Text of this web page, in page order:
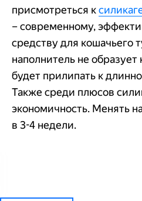
присмотреться к
– современному,
средству для кошачьего
наполнитель не образует
будет прилипать к
Также среди плюсов
экономичность. Менять
в 3-4 недели.